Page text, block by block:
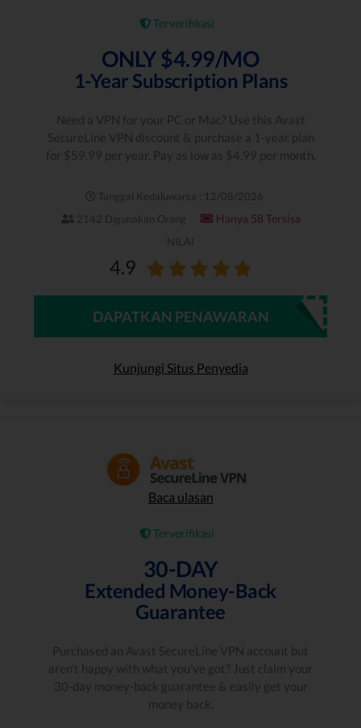
Terverifikasi
ONLY $4.99/MO
1-Year Subscription Plans
Need a VPN for your PC or Mac? Use this Avast
SecureLine VPN discount & purchase a 1-year plan
for $59.99 per year. Pay as low as $4.99 per month.
Tanggal Kedaluwarsa : 12/08/2026
2142 Digunakan Orang
Hanya 58 Tersisa
NILAI
4.9
DAPATKAN PENAWARAN
Kunjungi Situs Penyedia
Baca ulasan
Terverifikasi
30-DAY
Extended Money-Back
Guarantee
Purchased an Avast SecureLine VPN account but
aren't happy with what you've got? Just claim your
30-day money-back guarantee & easily get your
money back.